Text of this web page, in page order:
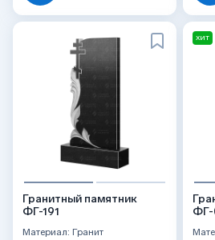
Гранитный памятник
ФГ-191
Материал: Гранит
ХИТ
ФГ-